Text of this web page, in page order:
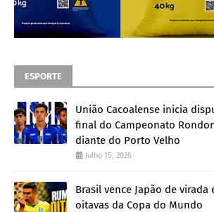
ESPORTE
União Cacoalense inicia
final do Campeonato
diante do Porto Velho
Julho 15, 2026
Brasil vence Japão de virada
oitavas da Copa do Mundo